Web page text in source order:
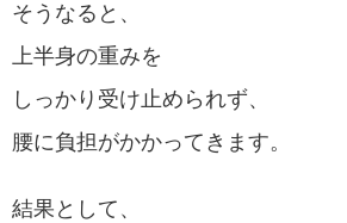
そうなると、
上半身の重みを
しっかり受け止められず、
腰に負担がかかってきます。
結果として、